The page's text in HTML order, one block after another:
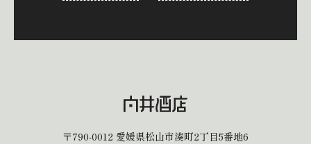
〒790-0012 愛媛県松山市湊町2丁目5番地6